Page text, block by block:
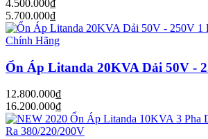
4.500.000₫
5.700.000₫
Ổn Áp Litanda 20KVA Dải 50V -
12.800.000₫
16.200.000₫